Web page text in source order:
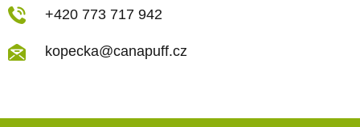
+420 773 717 942
kopecka@canapuff.cz